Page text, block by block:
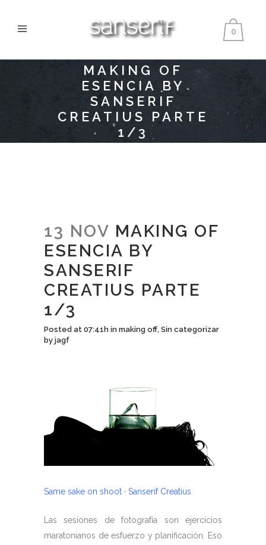
0
MAKING OF
ESENCIA BY
SANSERIF
CREATIUS PARTE
1/3
13 NOV MAKING OF
ESENCIA BY
SANSERIF
CREATIUS PARTE
1/3
Posted at 07:41h in making off, Sin categorizar
by jagf
Same sake on shoot · Sanserif Creatius
Las sesiones de fotografía son ejercicios
maratonianos de esfuerzo y planificación. Eso